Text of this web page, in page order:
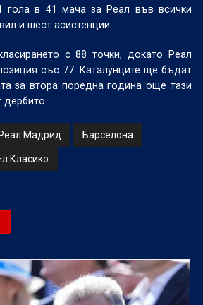
гола в 41 мача за Реал във всички
и шест асистенции.
с 88 точки, докато Реал
със 77. Каталунците ще бъдат
за втора поредна година още тази
дербито.
Реал Мадрид Барселона
Класико